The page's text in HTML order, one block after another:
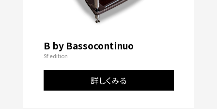
B by Bassocontinuo
Sf edition
詳しくみる